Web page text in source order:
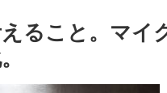
えること。マイ